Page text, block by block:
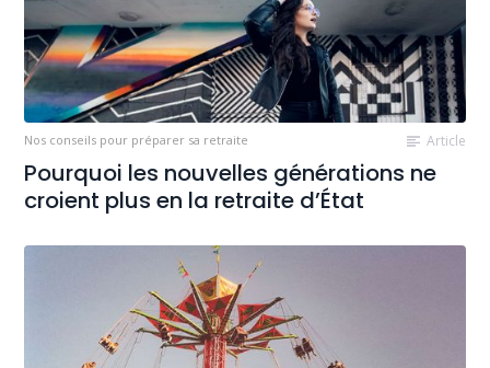
Nos conseils pour préparer sa retraite Article
Pourquoi les nouvelles générations ne
croient plus en la retraite d’État